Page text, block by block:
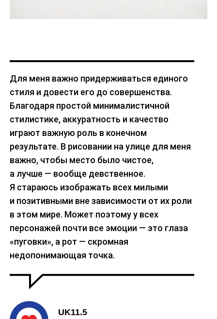
Для меня важно придерживаться единого
стиля и довести его до совершенства.
Благодаря простой минималистичной
стилистике, аккуратность и качество
играют важную роль в конечном
результате. В рисовании на улице для меня
важно, чтобы место было чистое,
а лучше — вообще девственное.
Я стараюсь изображать всех милыми
и позитивными вне зависимости от их роли
в этом мире. Может поэтому у всех
персонажей почти все эмоции — это глаза
«пуговки», а рот — скромная
недопонимающая точка.
UK11.5